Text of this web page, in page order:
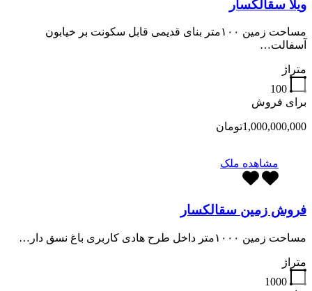
ویلا سقالکسار
مساحت زمین ۱۰۰متر بنای قدیمی قابل سکونت بر خیابون
آسفالت…
متراژ
100
برای فروش
1,000,000,000تومان
مشاهده ملک
فروش زمین سقالکسار
مساحت زمین ۱۰۰۰متر داخل طرح هادی کاربری باغ نسق دار…
متراژ
1000